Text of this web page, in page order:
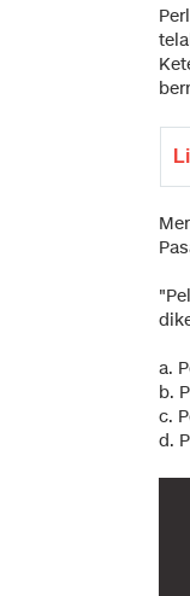
a.
b.
c.
d.